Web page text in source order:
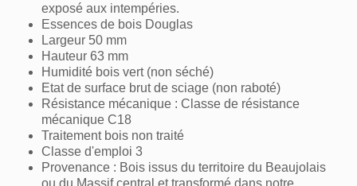
exposé aux intempéries.
Essences de bois Douglas
Largeur 50 mm
Hauteur 63 mm
Humidité bois vert (non séché)
Etat de surface brut de sciage (non raboté)
Résistance mécanique : Classe de résistance
mécanique C18
Traitement bois non traité
Classe d'emploi 3
Provenance : Bois issus du territoire du Beaujolais
ou du Massif central et transformé dans notre